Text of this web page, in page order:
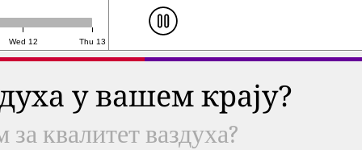
Wed 12 Thu 13
у вашем крају?
квалитет ваздуха?